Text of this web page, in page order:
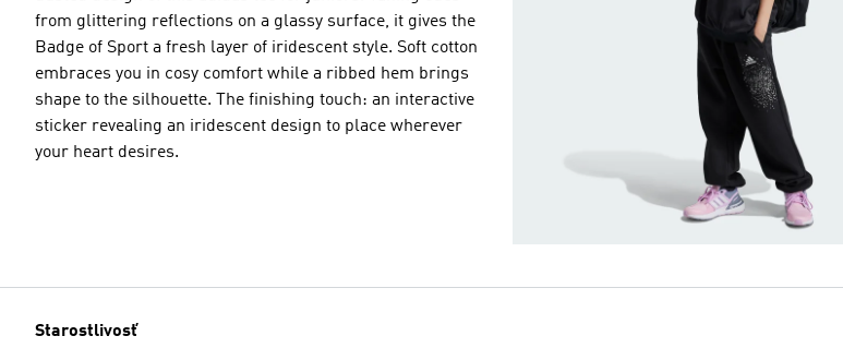
from glittering reflections on a glassy surface, it gives the
Badge of Sport a fresh layer of iridescent style. Soft cotton
embraces you in cosy comfort while a ribbed hem brings
shape to the silhouette. The finishing touch: an interactive
sticker revealing an iridescent design to place wherever
your heart desires.
Starostlivosť